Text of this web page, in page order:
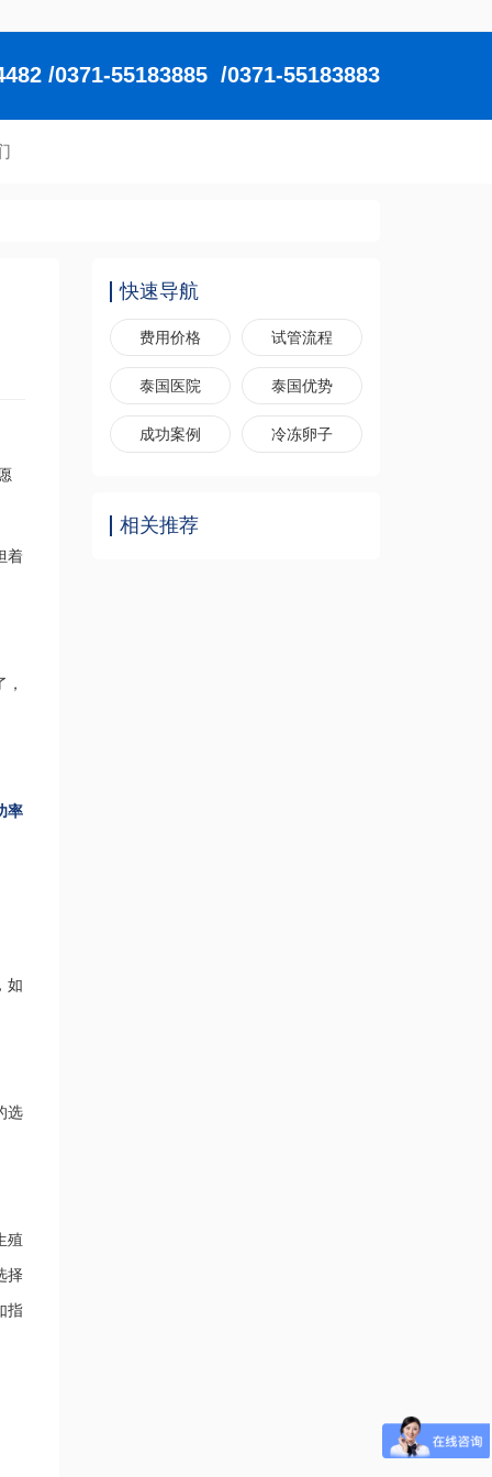
/0371-55183885 /0371-55183883
着
率
如
选
殖
择
指
快速导航
费用价格 试管流程
泰国医院 泰国优势
成功案例 冷冻卵子
相关推荐